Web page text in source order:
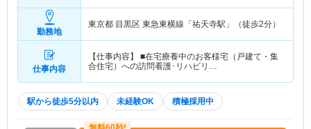
勤務地
東京都 目黒区 東急東横線「祐天寺駅」（徒歩2分）
仕事内容
【仕事内容】 ■在宅療養中のお客様宅（戸建て・集
合住宅）への訪問看護･リハビリ…
駅から徒歩5分以内 未経験OK 積極採用中